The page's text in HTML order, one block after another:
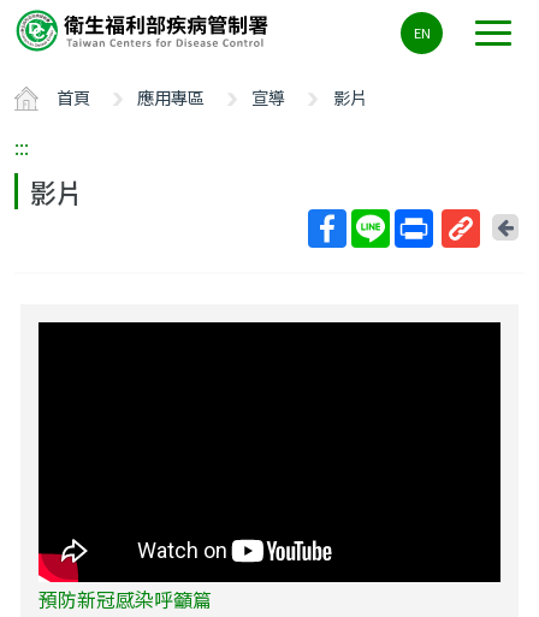
要
容
ALT+C
EN
首頁 應用專區 宣導 影片
:::
影片
短
回
預防新冠感染呼籲篇